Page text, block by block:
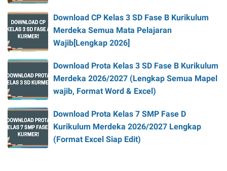
Download CP Kelas 3 SD Fase B Kurikulum
Merdeka Semua Mata Pelajaran
Wajib[Lengkap 2026]
Download Prota Kelas 3 SD Fase B Kurikulum
Merdeka 2026/2027 (Lengkap Semua Mapel
wajib, Format Word & Excel)
Download Prota Kelas 7 SMP Fase D
Kurikulum Merdeka 2026/2027 Lengkap
(Format Excel Siap Edit)